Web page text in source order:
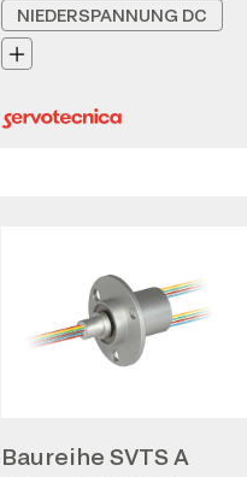
NIEDERSPANNUNG DC
Baureihe SVTS A